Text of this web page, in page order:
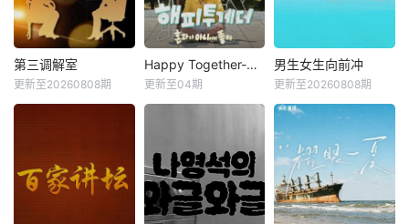
第三调解室
更新至20260808期
Happy Together-不是一个人真好
更新至04期
男生女生向前冲
更新至20260808期